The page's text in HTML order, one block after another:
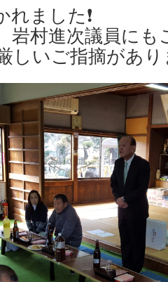
ました❗
岩村進次議員に
しいご指摘があり